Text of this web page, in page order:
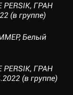
PERSIK, ГРАН
(в группе)
Белый
PERSIK, ГРАН
(в группе)